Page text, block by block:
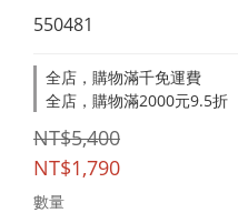
550481
全店，購物滿千免運費
全店，購物滿2000元9.5折
NT$5,400
NT$1,790
數量